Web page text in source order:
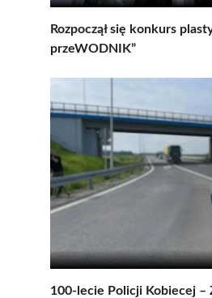
Rozpoczął się konkurs
przeWODNIK”
100-lecie Policji Kobiecej